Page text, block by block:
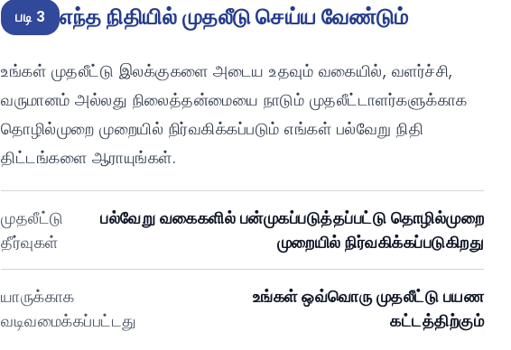
படி 3 எந்த நிதியில் முதலீடு செய்ய வேண்டும்
உங்கள் முதலீட்டு இலக்குகளை அடைய உதவும் வகையில், வளர்ச்சி,
வருமானம் அல்லது நிலைத்தன்மையை நாடும் முதலீட்டாளர்களுக்காக
தொழில்முறை முறையில் நிர்வகிக்கப்படும் எங்கள் பல்வேறு நிதி
திட்டங்களை ஆராயுங்கள்.
முதலீட்டு
தீர்வுகள்
பல்வேறு வகைகளில் பன்முகப்படுத்தப்பட்டு தொழில்முறை
முறையில் நிர்வகிக்கப்படுகிறது
யாருக்காக
வடிவமைக்கப்பட்டது
உங்கள் ஒவ்வொரு முதலீட்டு பயண
கட்டத்திற்கும்